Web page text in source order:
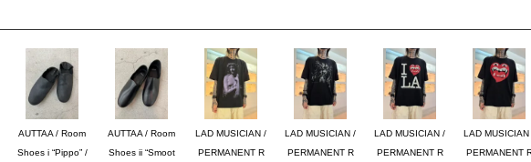
AUTTAA / Room
Shoes i “Pippo” /
AUTTAA / Room
Shoes ii “Smoot
LAD MUSICIAN /
PERMANENT R
LAD MUSICIAN /
PERMANENT R
LAD MUSICIAN /
PERMANENT R
LAD MUSICIAN
PERMANENT